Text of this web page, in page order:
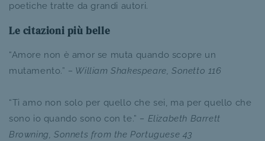
poetiche tratte da grandi autori.
Le citazioni più belle
“Amore non è amor se muta quando scopre un
mutamento.” – William Shakespeare, Sonetto 116
“Ti amo non solo per quello che sei, ma per quello che
sono io quando sono con te.” – Elizabeth Barrett
Browning, Sonnets from the Portuguese 43